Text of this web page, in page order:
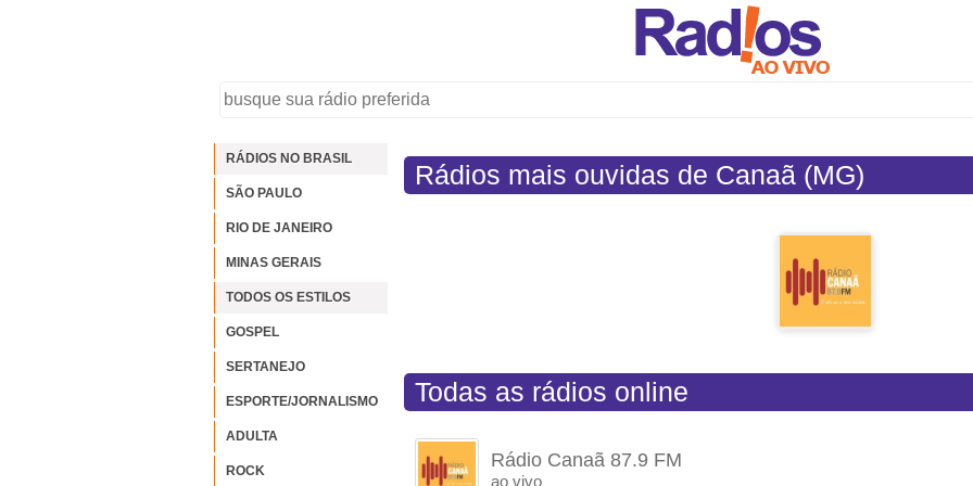
RÁDIOS NO BRASIL
SÃO PAULO
RIO DE JANEIRO
MINAS GERAIS
TODOS OS ESTILOS
GOSPEL
SERTANEJO
ESPORTE/JORNALISMO
ADULTA
ROCK
Rádios mais ouvidas de Canaã (MG)
Todas as rádios online
Rádio Canaã 87.9 FM
ao vivo